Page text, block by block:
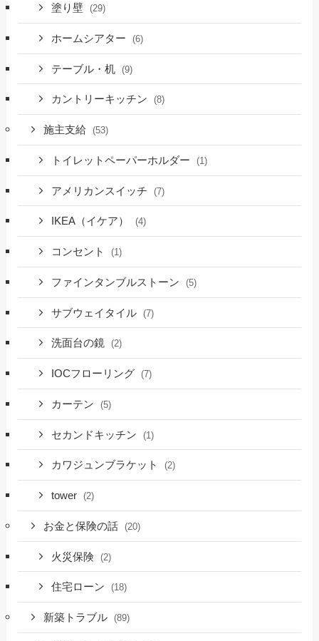
塗り壁 (29)
ホームシアター (6)
テーブル・机 (9)
カントリーキッチン (8)
施主支給 (53)
トイレットペーパーホルダー (1)
アメリカンスイッチ (7)
IKEA（イケア） (4)
コンセント (1)
ファインタンブルストーン (5)
サブウェイタイル (7)
洗面台の鏡 (2)
IOCフローリング (7)
カーテン (5)
セカンドキッチン (1)
カワジュンブラケット (2)
tower (2)
お金と保険の話 (20)
火災保険 (2)
住宅ローン (18)
新築トラブル (89)